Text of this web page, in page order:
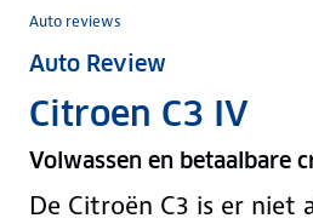
Auto reviews
Auto Review
Citroen C3 IV
Volwassen en betaalbare
De Citroën C3 is er niet